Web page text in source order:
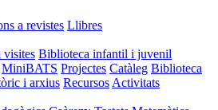
a revistes Llibres
visites Biblioteca infantil i juvenil
MiniBATS Projectes Catàleg Biblioteca
i arxius Recursos Activitats